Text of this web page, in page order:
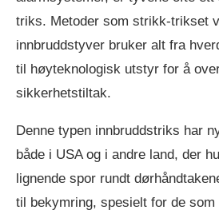
triks. Metoder som strikk-trikset
innbruddstyver bruker alt fra
til høyteknologisk utstyr for å
sikkerhetstiltak.
Denne typen innbruddstriks har
både i USA og i andre land, der
lignende spor rundt
til bekymring, spesielt for de som